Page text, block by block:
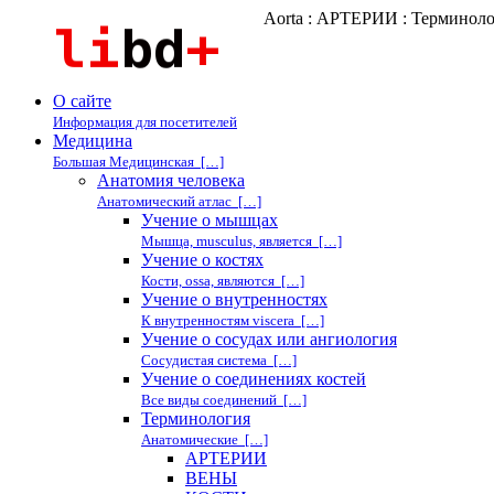
Aorta : АРТЕРИИ :
О сайте
Информация для посетителей
Медицина
Большая Медицинская […]
Анатомия человека
Анатомический атлас […]
Учение о мышцах
Мышца, musculus, является […]
Учение о костях
Кости, ossa, являются […]
Учение о внутренностях
К внутренностям viscera […]
Учение о сосудах или ангиология
Сосудистая система […]
Учение о соединениях костей
Все виды соединений […]
Терминология
Анатомические […]
АРТЕРИИ
ВЕНЫ